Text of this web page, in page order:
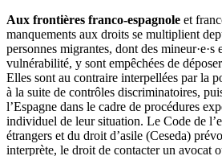
Aux frontières franco-espagnole et
manquements aux droits se multiplient
personnes migrantes, dont des mineur·e·s
vulnérabilité, y sont empêchées de
Elles sont au contraire interpellées par la
à la suite de contrôles discriminatoires,
l’Espagne dans le cadre de procédures
individuel de leur situation. Le Code de
étrangers et du droit d’asile (Ceseda)
interprète, le droit de contacter un avocat